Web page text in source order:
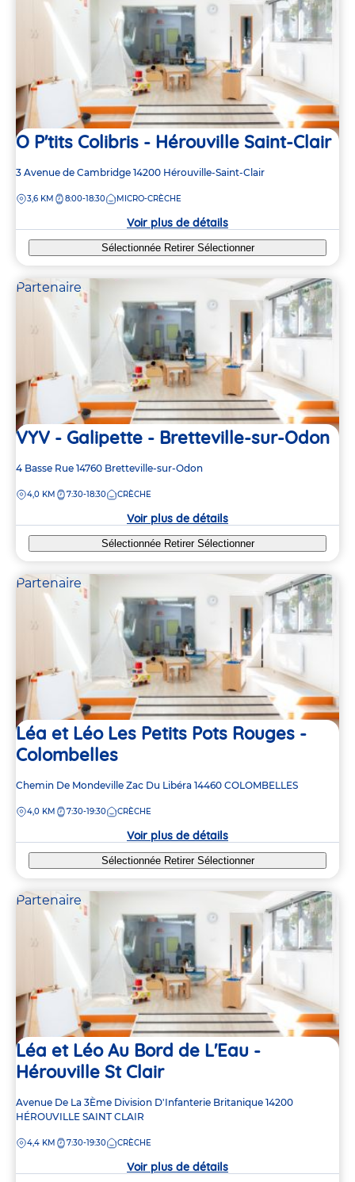
O P'tits Colibris - Hérouville Saint-Clair
Adresse
la
3 Avenue de Cambridge 14200 Hérouville-Saint-Clair
DISTANCE
3,6 KM 8:00-18:30 MICRO-CRÈCHE
Voir plus de détails
Sélectionnée Retirer Sélectionner
Partenaire
VYV - Galipette - Bretteville-sur-Odon
Adresse
la
4 Basse Rue 14760 Bretteville-sur-Odon
DISTANCE
4,0 KM 7:30-18:30 CRÈCHE
Voir plus de détails
Sélectionnée Retirer Sélectionner
Partenaire
Léa et Léo Les Petits Pots Rouges -
Colombelles
Adresse
la
Chemin De Mondeville Zac Du Libéra 14460 COLOMBELLES
DISTANCE
4,0 KM 7:30-19:30 CRÈCHE
Voir plus de détails
Sélectionnée Retirer Sélectionner
Partenaire
Léa et Léo Au Bord de L'Eau -
Hérouville St Clair
Adresse
de
crèche
Avenue De La 3Ème Division D'Infanterie Britanique 14200
HÉROUVILLE SAINT CLAIR
DISTANCE
4,4 KM 7:30-19:30 CRÈCHE
Voir plus de détails
55